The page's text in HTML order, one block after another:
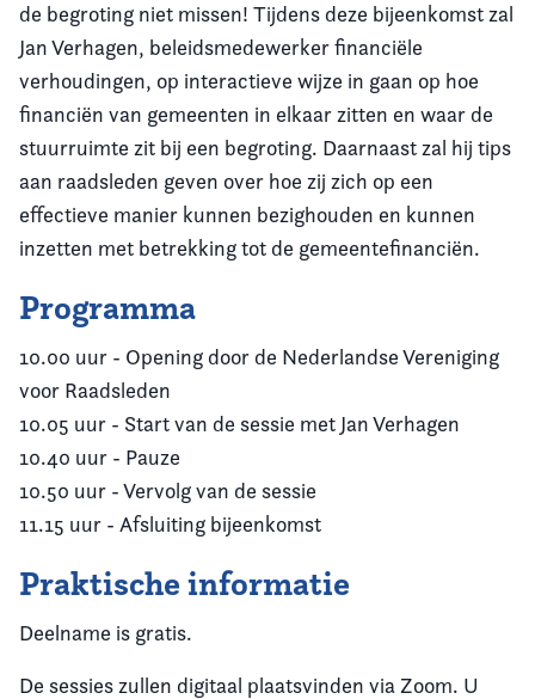
de begroting niet missen! Tijdens deze bijeenkomst zal
Jan Verhagen, beleidsmedewerker financiële
verhoudingen, op interactieve wijze in gaan op hoe
financiën van gemeenten in elkaar zitten en waar de
stuurruimte zit bij een begroting. Daarnaast zal hij tips
aan raadsleden geven over hoe zij zich op een
effectieve manier kunnen bezighouden en kunnen
inzetten met betrekking tot de gemeentefinanciën.
Programma
10.00 uur - Opening door de Nederlandse Vereniging
voor Raadsleden
10.05 uur - Start van de sessie met Jan Verhagen
10.40 uur - Pauze
10.50 uur - Vervolg van de sessie
11.15 uur - Afsluiting bijeenkomst
Praktische informatie
Deelname is gratis.
De sessies zullen digitaal plaatsvinden via Zoom. U